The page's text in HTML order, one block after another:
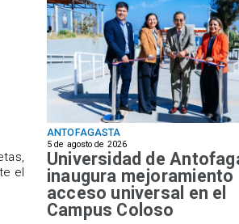
el
ANTOFAGASTA
5 de agosto de 2026
Universidad de
inaugura mejoramiento
acceso universal en el
Campus Coloso